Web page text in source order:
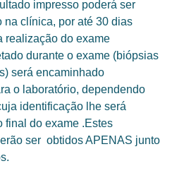
impresso poderá ser
na clínica, por até 30 dias
realização do exame
durante o exame (biópsias
será encaminhado
o laboratório, dependendo
identificação lhe será
final do exame .Estes
ser obtidos APENAS junto